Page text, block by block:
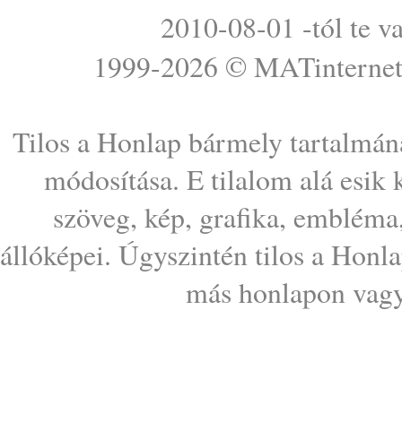
2010-08-01 -tól te
1999-2026 © MATinternet
Tilos a Honlap bármely
módosítása. E tilalom alá esik
szöveg, kép, grafika,
állóképei. Úgyszintén tilos a
más honlapon